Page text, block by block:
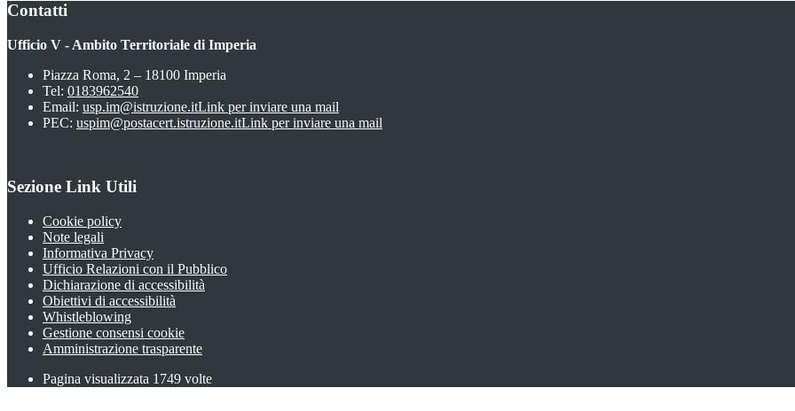
Contatti
Ufficio V - Ambito Territoriale di Imperia
Piazza Roma, 2 – 18100 Imperia
Tel: 0183962540
Email: usp.im@istruzione.itLink per inviare una mail
PEC: uspim@postacert.istruzione.itLink per inviare una mail
Sezione Link Utili
Cookie policy
Note legali
Informativa Privacy
Ufficio Relazioni con il Pubblico
Dichiarazione di accessibilità
Obiettivi di accessibilità
Whistleblowing
Gestione consensi cookie
Amministrazione trasparente
Pagina visualizzata 1749 volte